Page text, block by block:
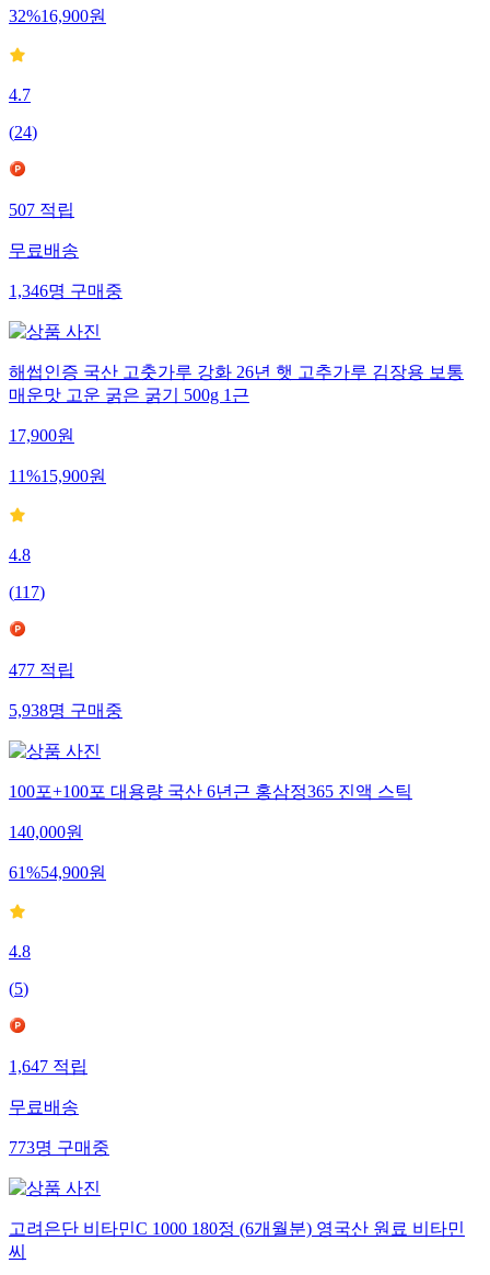
32%16,900원
4.7
(24)
507적립
무료배송
1,346명구매중
해썹인증 국산 고춧가루 강화 26년 햇 고추가루 김장용 보통
매운맛 고운 굵은 굵기 500g 1근
17,900원
11%15,900원
4.8
(117)
477적립
5,938명구매중
100포+100포 대용량 국산 6년근 홍삼정365 진액 스틱
140,000원
61%54,900원
4.8
(5)
1,647적립
무료배송
773명구매중
고려은단 비타민C 1000 180정 (6개월분) 영국산 원료 비타민
씨